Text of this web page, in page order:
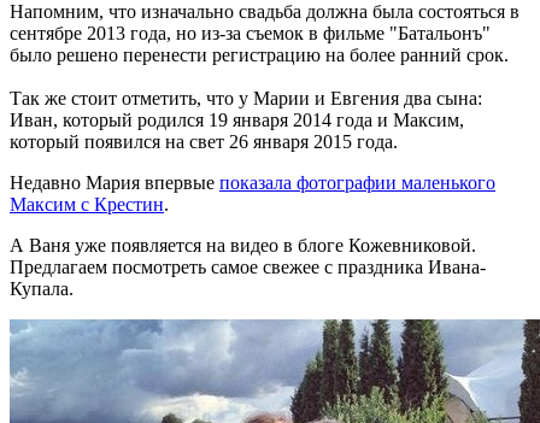
Напомним, что изначально свадьба должна была состояться в
сентябре 2013 года, но из-за съемок в фильме "Батальонъ"
было решено перенести регистрацию на более ранний срок.
Так же стоит отметить, что у Марии и Евгения два сына:
Иван, который родился 19 января 2014 года и Максим,
который появился на свет 26 января 2015 года.
Недавно Мария впервые показала фотографии маленького
Максим с Крестин.
А Ваня уже появляется на видео в блоге Кожевниковой.
Предлагаем посмотреть самое свежее с праздника Ивана-
Купала.